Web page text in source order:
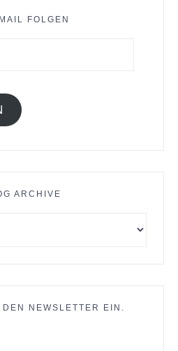
FOLGEN
ARCHIVE
NEWSLETTER EIN.